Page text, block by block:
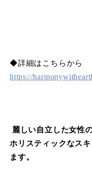
◆詳細はこちらから
https://
麗しい自立した女性
ホリスティックなス
ます。